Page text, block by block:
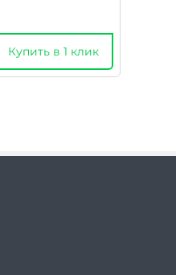
Купить в 1 клик